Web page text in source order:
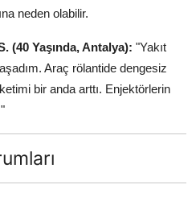
neden olabilir.
(40 Yaşında, Antalya): "Yakıt
Araç rölantide dengesiz
bir anda arttı. Enjektörlerin